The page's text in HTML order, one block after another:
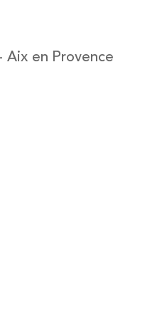
Aix en Provence